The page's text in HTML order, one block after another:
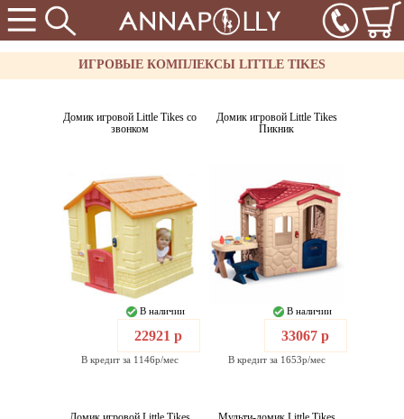
ИГРОВЫЕ КОМПЛЕКСЫ LITTLE TIKES
Домик игровой Little Tikes со
звонком
В наличии
22921 р
В кредит за 1146р/мес
Домик игровой Little Tikes
Пикник
В наличии
33067 р
В кредит за 1653р/мес